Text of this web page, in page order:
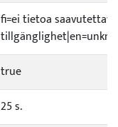
fi=ei tietoa
true
25 s.